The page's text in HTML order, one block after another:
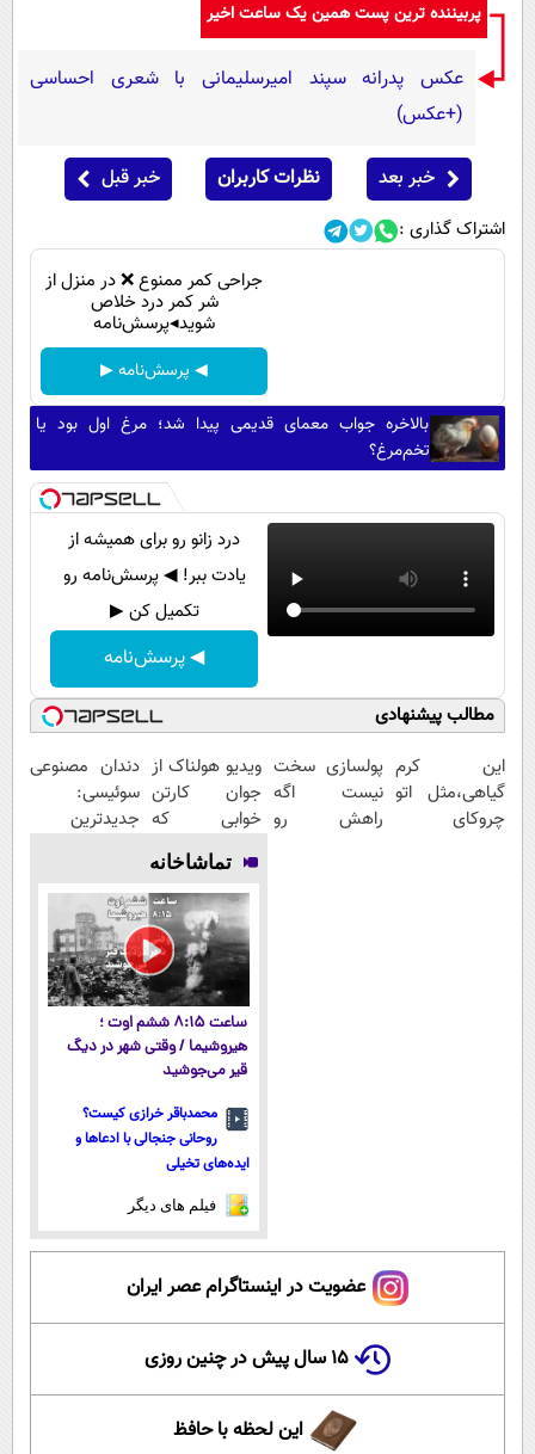
پربیننده ترین پست همین یک ساعت اخیر
عکس پدرانه سپند امیرسلیمانی با شعری احساسی
(+عکس)
خبر بعد نظرات کاربران خبر قبل
اشتراک گذاری :
جراحی کمر ممنوع ❌ در منزل از
شر کمر درد خلاص
شوید◂پرسش‌نامه
◀ پرسش‌نامه ▶
بالاخره جواب معمای قدیمی پیدا شد؛ مرغ اول بود یا
تخم‌مرغ؟
درد زانو رو برای همیشه از
یادت ببر! ◀ پرسش‌نامه رو
تکمیل کن ▶
◀ پرسش‌نامه
مطالب پیشنهادی
این کرم
گیاهی،مثل اتو
چروکای
پولسازی سخت
نیست اگه
راهش رو
ویدیو هولناک از
جوان کارتن
خوابی که
میلیاردر شد.
آموزش رایگان
دندان مصنوعی
سوئیسی:
جدیدترین
پرداخت قسطی
تماشاخانه
ساعت ۸:۱۵ ششم اوت ؛
هیروشیما / وقتی شهر در دیگ
قیر می‌جوشید
محمدباقر خرازی کیست؟
روحانی جنجالی با ادعاها و
ایده‌های تخیلی
فیلم های دیگر
عضویت در اینستاگرام عصر ایران
۱۵ سال پیش در چنین روزی
این لحظه با حافظ